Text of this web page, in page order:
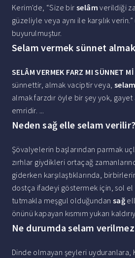
Kerim'de, “Size birselâm verildiği
güzeliyle veya aynı ile karşılık
buyurulmuştur.
Selam vermek sünnet
SELÂM VERMEK FARZ MI SÜNNET Mİ
sünnettir, almak vaciptir veya,
almak farzdır öyle bir şey yok, gayet
emridir. ...
Neden sağ elle selam verilir?
Şövalyelerin başlarından parmak
zırhlar giydikleri ortaçağ
giderken karşılaştıklarında,
dostça ifadeyi göstermek için, sol el
tutmakla meşgul olduğundan sağ
önünü kapayan kısmım yukarı
Ne durumda selam
Dinde olmayan şeyleri uyduranlara,